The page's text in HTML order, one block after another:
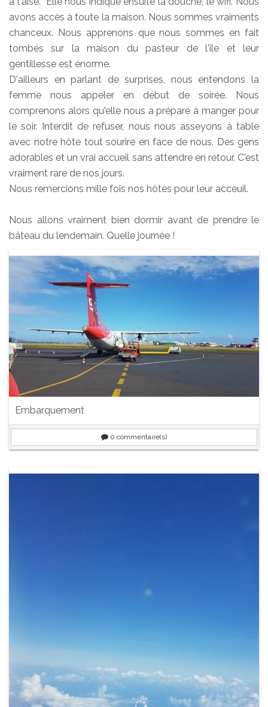
avons accès à toute la maison. Nous sommes vraiments
chanceux. Nous apprenons que nous sommes en fait
tombés sur la maison du pasteur de l'île et leur
gentillesse est énorme.
D'ailleurs en parlant de surprises, nous entendons la
femme nous appeler en début de soirée. Nous
comprenons alors qu'elle nous a préparé à manger pour
le soir. Interdit de refuser, nous nous asseyons à table
avec notre hôte tout sourire en face de nous. Des gens
adorables et un vrai accueil sans attendre en retour. C'est
vraiment rare de nos jours.
Nous remercions mille fois nos hôtes pour leur acceuil.
Nous allons vraiment bien dormir avant de prendre le
bâteau du lendemain. Quelle journée !
Embarquement
0 commentaire(s)